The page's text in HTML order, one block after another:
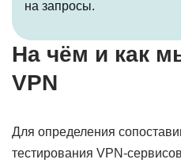
на запросы.
На чём и как
VPN
Для определения
тестирования VPN-